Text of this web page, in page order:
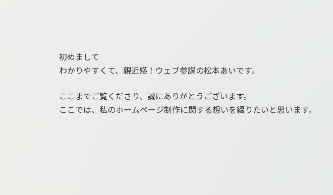
初めまして
わかりやすくて、親近感！ウェブ参謀の松本あいです。
ここまでご覧くださり、誠にありがとうございます。
ここでは、私のホームページ制作に関する想いを綴りたいと思います。